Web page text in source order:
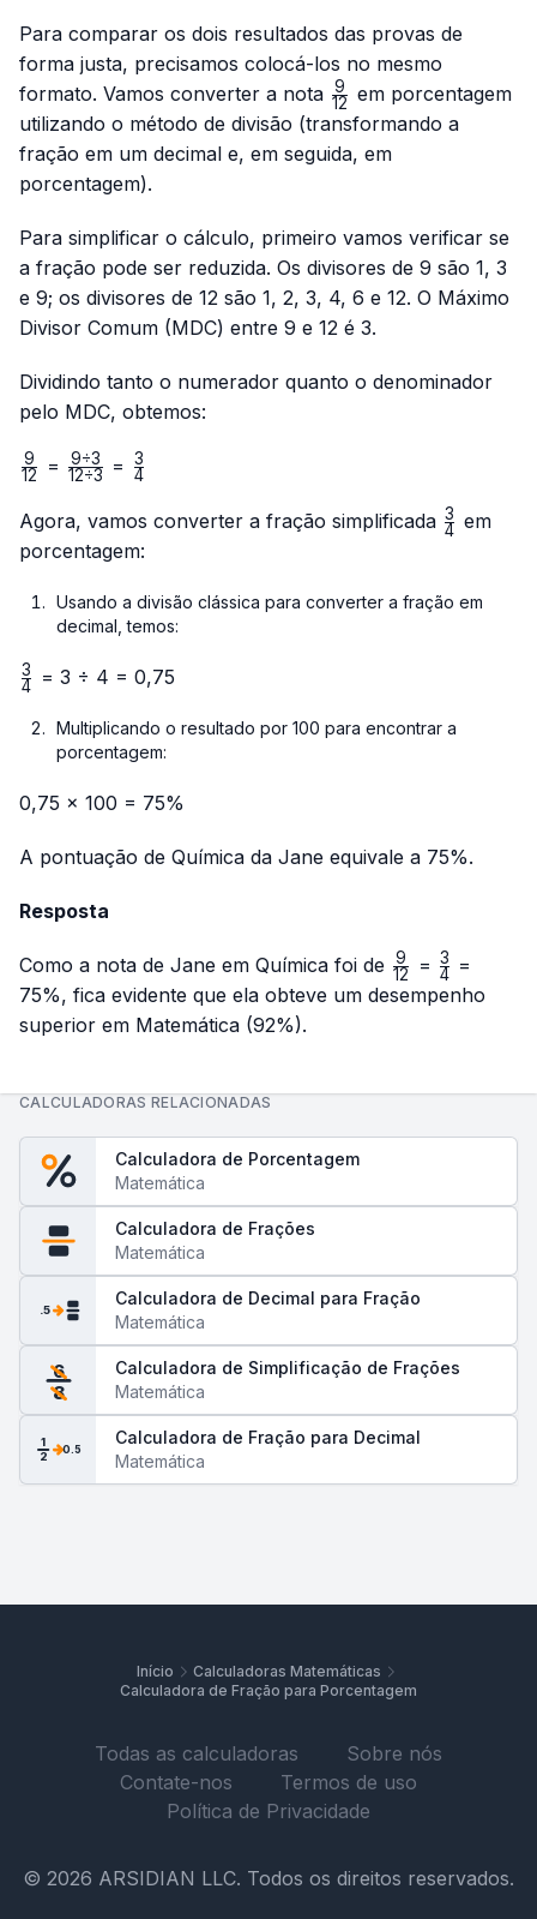
Para comparar os dois resultados das provas de
forma justa, precisamos colocá-los no mesmo
formato. Vamos converter a nota \frac{9}
{12}
12
9
em porcentagem
utilizando o método de divisão (transformando a
fração em um decimal e, em seguida, em
porcentagem).
Para simplificar o cálculo, primeiro vamos verificar se
a fração pode ser reduzida. Os divisores de 9 são 1, 3
e 9; os divisores de 12 são 1, 2, 3, 4, 6 e 12. O Máximo
Divisor Comum (MDC) entre 9 e 12 é 3.
Dividindo tanto o numerador quanto o denominador
pelo MDC, obtemos:
\frac{9}
12
9 = \frac{9
{12 ÷
3}
12÷3
9÷3 = \frac{3}
4
3
Agora, vamos converter a fração simplificada \frac{3}
4
3 em
porcentagem:
Usando a divisão clássica para converter a fração em
decimal, temos:
\frac{3}
4
3 = 3 ÷ 4 = 0,75
Multiplicando o resultado por 100 para encontrar a
porcentagem:
0,75 × 100 = 75%
A pontuação de Química da Jane equivale a 75%.
Resposta
Como a nota de Jane em Química foi de \frac{9}
{12}
12
9 = \frac{3}
{4}
4
3
=
75%, fica evidente que ela obteve um desempenho
superior em Matemática (92%).
CALCULADORAS RELACIONADAS
Calculadora de Porcentagem
Matemática
Calculadora de Frações
Matemática
.5
Calculadora de Decimal para Fração
Matemática
6
8
Calculadora de Simplificação de Frações
Matemática
1
2 0.5
Calculadora de Fração para Decimal
Matemática
Início
Calculadoras Matemáticas
Calculadora de Fração para Porcentagem
Todas as calculadoras
Sobre nós
Contate-nos
Termos de uso
Política de Privacidade
© 2026 ARSIDIAN LLC. Todos os direitos reservados.